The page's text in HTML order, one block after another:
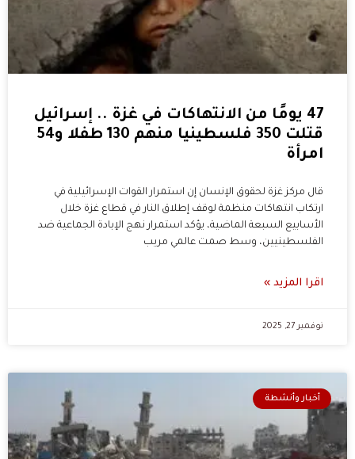
47 يومًا من الانتهاكات في غزة .. إسرائيل
قتلت 350 فلسطينيا منهم 130 طفلا و54
امرأة
قال مركز غزة لحقوق الإنسان إن استمرار القوات الإسرائيلية في
ارتكاب انتهاكات منظمة لوقف إطلاق النار في قطاع غزة خلال
الأسابيع السبعة الماضية، يؤكد استمرار نهج الإبادة الجماعية ضد
الفلسطينيين، وسط صمت عالمي مريب
اقرا المزيد »
نوفمبر 27, 2025
أخبار وأنشطة